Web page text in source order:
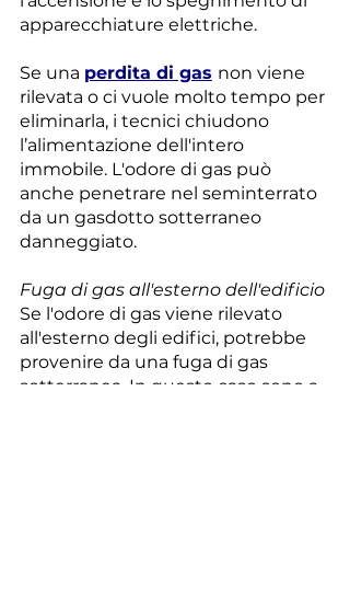
apparecchiature elettriche.
Se una perdita di gas non viene
rilevata o ci vuole molto tempo per
eliminarla, i tecnici chiudono
l’alimentazione dell'intero
immobile. L'odore di gas può
anche penetrare nel seminterrato
da un gasdotto sotterraneo
danneggiato.
Fuga di gas all'esterno dell'edificio
Se l'odore di gas viene rilevato
all'esterno degli edifici, potrebbe
provenire da una fuga di gas
sotterranea. In questo caso sono a